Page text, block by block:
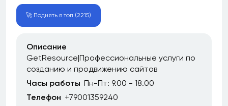
🚀 Поднять в топ (2215)
Описание
GetResource|Профессиональные услуги по
созданию и продвижению сайтов
Часы работы Пн-Пт: 9.00 - 18.00
Телефон +79001359240